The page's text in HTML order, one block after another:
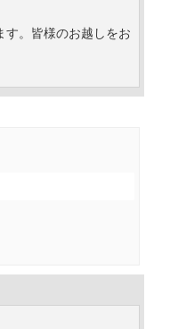
す。皆様のお越しをお